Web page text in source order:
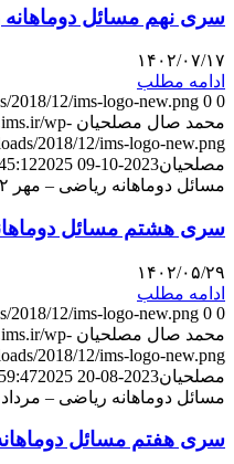
سری نهم مسائل دوماهانه
۱۴۰۲/۰۷/۱۷
ادامه مطلب
2018/12/ims-logo-new.png 0 0
محمد صال مصلحیان wp-
2018/12/ims-logo-new.png
مصلحیان2023-10-09 15:45:12
2025-06-16 07:57:36
مسائل دوماهانه ریاضی – مهر ۱۴۰۲
سری هشتم مسائل دوماهانه
۱۴۰۲/۰۵/۲۹
ادامه مطلب
2018/12/ims-logo-new.png 0 0
محمد صال مصلحیان wp-
2018/12/ims-logo-new.png
مصلحیان2023-08-20 18:59:47
2025-06-16 07:57:37
مسائل دوماهانه ریاضی – مرداد ۱۴۰۲
سری هفتم مسائل دوماهانه